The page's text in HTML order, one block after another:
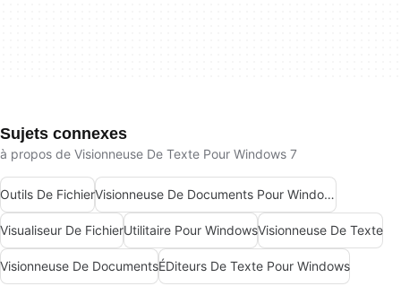
Sujets connexes
à propos de Visionneuse De Texte Pour Windows 7
Outils De Fichier Visionneuse De Documents Pour Windows
Visualiseur De FichierUtilitaire Pour WindowsVisionneuse De Texte
Visionneuse De DocumentsÉDiteurs De Texte Pour Windows